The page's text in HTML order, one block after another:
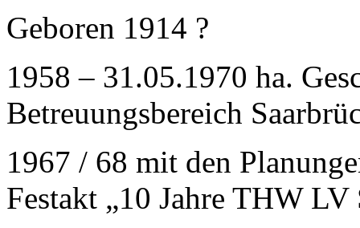
Geboren 1914 ?
1958 – 31.05.1970 ha.
Betreuungsbereich
1967 / 68 mit den
Festakt „10 Jahre THW